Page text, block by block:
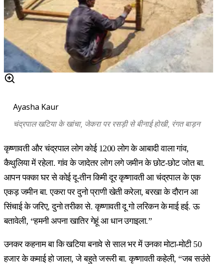
Ayasha Kaur
चंद्रपाल खटिया के खांचा, जेकरा पर रसड़ी से बीनाई होखी, रंगत बाड़न
कृष्णावती और चंद्रपाल लोग कोई 1200 लोग के आबादी वाला गांव,
कैथुलिया में रहेला. गांव के जादेतर लोग लगे जमीन के छोट-छोट जोत बा.
आपन पक्का घर से कोई दू-तीन किमी दूर कृष्णावती आ चंद्रपाल के एक
एकड़ जमीन बा. एकरा पर दुनो प्राणी खेती करेला, बरखा के दौरान आ
सिंचाई के जरिए, दुनो तरीका से. कृष्णावती दू गो लरिकन के माई हई. ऊ
बतावेली, “हमनी अपना खातिर गेहूं आ धान उगाइला.”
उनकर कहनाम बा कि खटिया बनावे से साल भर में उनका मोटा-मोटी 50
हजार के कमाई हो जाला, जे बहुते जरूरी बा. कृष्णावती कहेली, “जब सउंसे